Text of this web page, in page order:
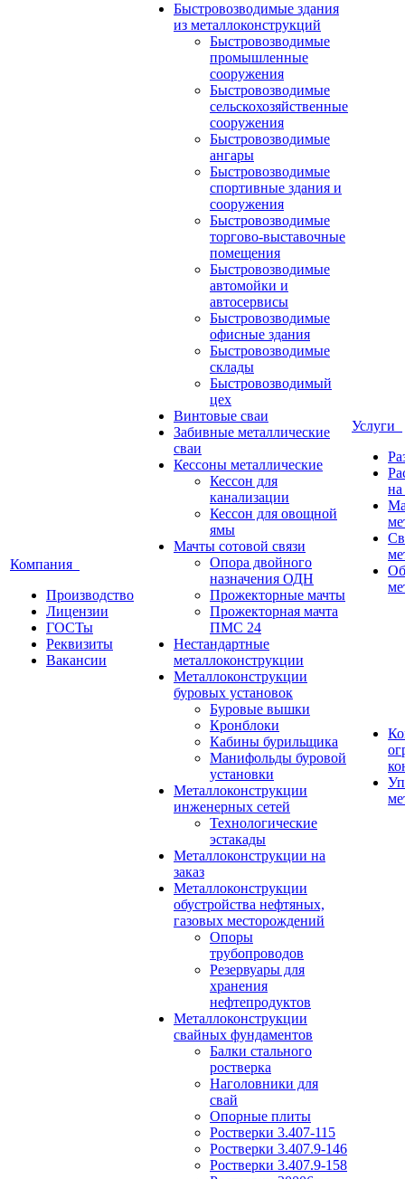
Компания
Производство
Лицензии
ГОСТы
Реквизиты
Вакансии
Быстровозводимые здания
из металлоконструкций
Быстровозводимые
промышленные
сооружения
Быстровозводимые
сельскохозяйственные
сооружения
Быстровозводимые
ангары
Быстровозводимые
спортивные здания и
сооружения
Быстровозводимые
торгово-выставочные
помещения
Быстровозводимые
автомойки и
автосервисы
Быстровозводимые
офисные здания
Быстровозводимые
склады
Быстровозводимый
цех
Винтовые сваи
Забивные металлические
сваи
Кессоны металлические
Кессон для
канализации
Кессон для овощной
ямы
Мачты сотовой связи
Опора двойного
назначения ОДН
Прожекторные мачты
Прожекторная мачта
ПМС 24
Нестандартные
металлоконструкции
Металлоконструкции
буровых установок
Буровые вышки
Кронблоки
Кабины бурильщика
Манифольды буровой
установки
Металлоконструкции
инженерных сетей
Технологические
эстакады
Металлоконструкции на
заказ
Металлоконструкции
обустройства нефтяных,
газовых месторождений
Опоры
трубопроводов
Резервуары для
хранения
нефтепродуктов
Металлоконструкции
свайных фундаментов
Балки стального
ростверка
Наголовники для
свай
Опорные плиты
Ростверки 3.407-115
Ростверки 3.407.9-146
Ростверки 3.407.9-158
Услуги